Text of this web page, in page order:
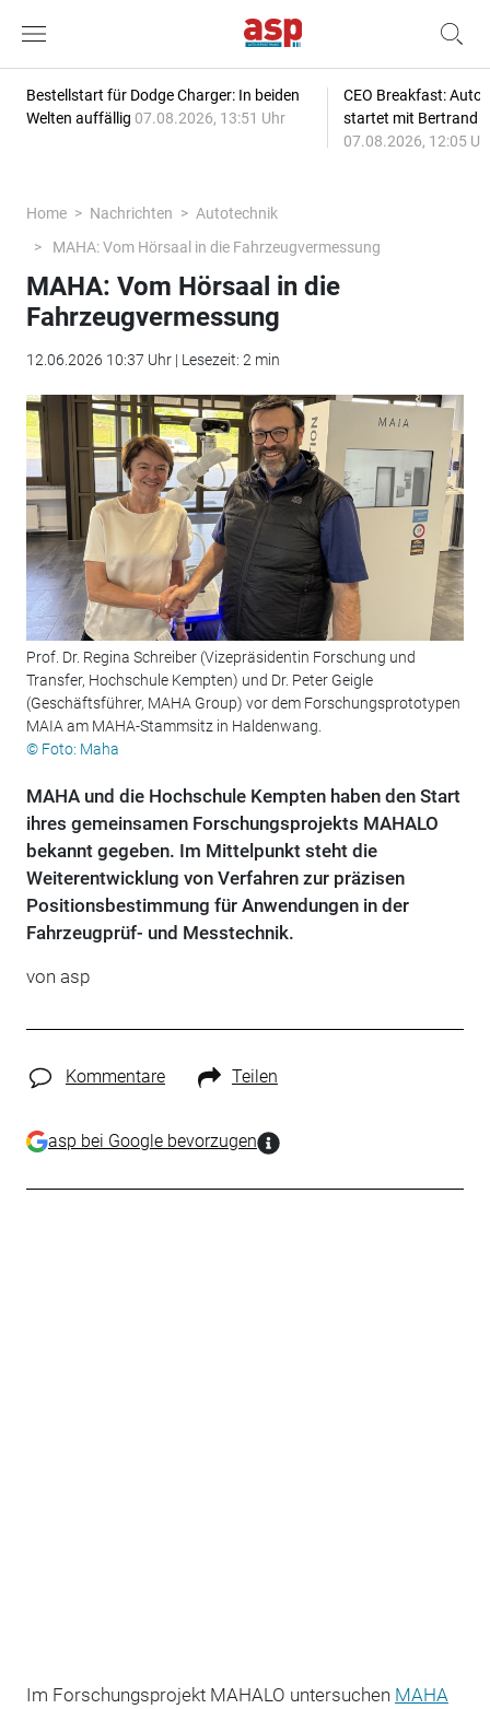
Bestellstart für Dodge Charger: In beiden
Welten auffällig 07.08.2026, 13:51 Uhr
CEO Breakfast:
startet mit Bertrand
07.08.2026, 12:05
Home Nachrichten
Autotechnik
MAHA: Vom Hörsaal in die Fahrzeugvermessung
MAHA: Vom Hörsaal in die
Fahrzeugvermessung
12.06.2026 10:37 Uhr | Lesezeit: 2 min
Prof. Dr. Regina Schreiber (Vizepräsidentin Forschung und
Transfer, Hochschule Kempten) und Dr. Peter Geigle
(Geschäftsführer, MAHA Group) vor dem Forschungsprototypen
MAIA am MAHA-Stammsitz in Haldenwang.
© Foto: Maha
MAHA und die Hochschule Kempten haben den Start
ihres gemeinsamen Forschungsprojekts MAHALO
bekannt gegeben. Im Mittelpunkt steht die
Weiterentwicklung von Verfahren zur präzisen
Positionsbestimmung für Anwendungen in der
Fahrzeugprüf- und Messtechnik.
von asp
Kommentare Teilen
asp bei Google bevorzugen
Im Forschungsprojekt MAHALO untersuchen MAHA